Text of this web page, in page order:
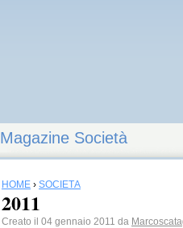
Magazine Società
HOME › SOCIETÀ
2011
Creato il 04 gennaio 2011 da